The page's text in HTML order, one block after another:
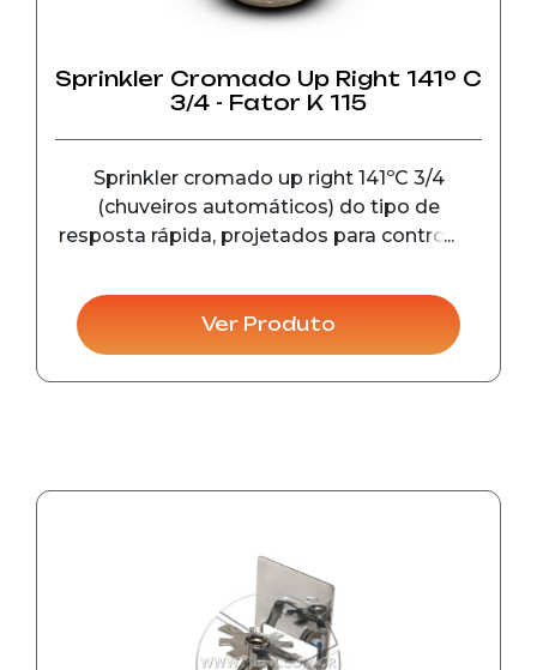
Sprinkler Cromado Up Right 141º C
3/4 - Fator K 115
Sprinkler cromado up right 141ºC 3/4
(chuveiros automáticos) do tipo de
resposta rápida, projetados para controle e
inicial, em instalações comerciais e
industriais.
Ver Produto